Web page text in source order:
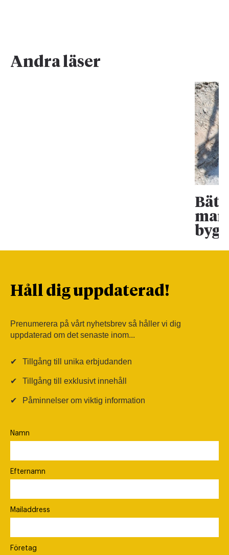
Andra läser
Håll dig uppdaterad!
Prenumerera på vårt nyhetsbrev så håller vi dig
uppdaterad om det senaste inom...
✔ Tillgång till unika erbjudanden
✔ Tillgång till exklusivt innehåll
✔ Påminnelser om viktig information
Namn
Efternamn
Mailaddress
Företag